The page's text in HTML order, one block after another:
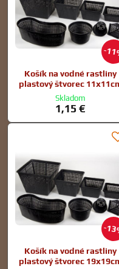
Košík na vodné rastliny
plastový štvorec
Skladom
1,15 €
Košík na vodné rastliny
plastový štvorec